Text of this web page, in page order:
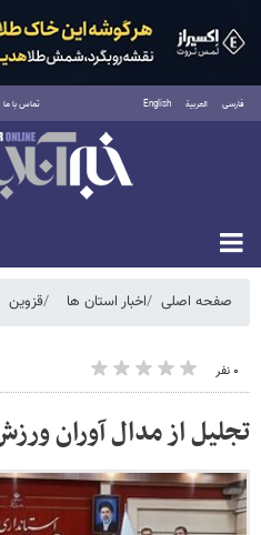
فارسی العربية English تماس با ما
شنبه ۱۷ مرداد ۱۴۰۵
صفحه اصلی اخبار استان ها قزوین
۰ نفر
تجلیل از مدال آوران